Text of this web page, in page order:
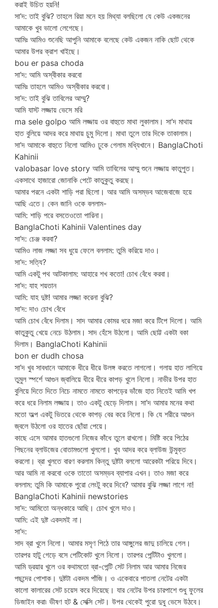
করাই উচিত হয়নি!
সা’দ: তাই বুঝি? তাহলে রিয়া মনে হয় মিথ্যা বলছিলো যে কেউ একজনের
আমাকে খুব ভালো লেগেছে।
আমিঃ আমিও শুনেছি আপুনি আমাকে বলেছে কেউ একজন নাকি ছোট থেকে
আমার উপর ক্রাশ খাইছে।
bou er pasa choda
সা’দ: আমি অস্বীকার করবো
আমিঃ তাহলে আমিও অস্বীকার করবো।
সা’দ: তাই বুঝি তাবিলের আম্মু?
আমি যাস্ট লজ্জায় ভেসে মরি
ma sele golpo আমি লজ্জায় ওর বাহুতে মাথা লুকালাম। সা’দ মাথায়
হাত বুলিয়ে আদর করে মাথায় চুমু দিলো। মাথা তুলে তার দিকে তাকালাম।
সা’দ আমাকে বাহুতে নিলাে আমিও ঢুকে গেলাম মধ্যিখানে। BanglaChoti
Kahinii
valobasar love story আমি তাবিলের আম্মু শুনে লজ্জায় কাতুপুত।
একসাথে হাজারো জোনাকি পেটে কাতুকুতু করছে।
আমার পরনে একটা শাড়ি পরা ছিলো। আর আমি অসম্ভব আজেবাজে হয়ে
আছি এতে। কেন জানি ওকে বললাম-
আমি: শাড়ি পরে বসতেওতো পারিনা।
BanglaChoti Kahinii Valentines day
সা’দ: চেঞ্জ করবা?
আমিও লাজ লজ্জা সব ধুয়ে ফেলে বললাম: তুমি করিয়ে দাও।
সা’দ: সত্যি?
আমি একটু পথ আটকালাম: আহারে শখ কতো! চোখ বেঁধে করবা।
সা’দ: যাহ শয়তান
আমি: যাহ দুষ্ট! আমার লজ্জা করেনা বুঝি?
সা’দ: দাও চোখ বেঁধে
আমি চোখ বেঁধে দিলাম। সাদ আমার কোমর ধরে মজা করে টিপে দিলো। আমি
কাতুকুতু খেয়ে নেচে উঠলাম। সাদ হেঁসে উঠলো। আমি ছোট্ট একটা বকা
দিলাম। BanglaChoti Kahinii
bon er dudh chosa
সা’দ খুব সাবধানে আমাকে ধীরে ধীরে উলঙ্গ করতে লাগলো। গলায় হাত লাগিয়ে
তুমুল স্পর্শে আগুন জ্বালিয়ে ধীরে ধীরে কাপড় খুলে নিলো। নাভীর উপর হাত
বুলিয়ে দিতে দিতে নিচে নামতে নামতে কাপড়ের ভাঁজে হাত নিতেই আমি খপ
করে ধরে নিলাম লজ্জায়। তাও একটু ছেড়ে দিলাম। সা’দ আমার মনের কথা
মতো অল্প একটু ভিতরে থেকে কাপড় বের করে নিলো। কি যে শরীরে আগুন
জ্বলে উঠলো ওর হাতের ছোঁয়া পেয়ে।
কাছে এসে আমার হাতগুলো নিজের কাঁধে তুলে রাখলো। মিষ্টি করে পিঠের
পিছনের ব্লাউজের বোতামগুলো খুললো। খুব আদর করে ব্লাউজ উন্মুক্ত
করলো। ব্রা খুলতে বারণ করলাম কিন্তু দুষ্টটা বললো আরেকটা পরিয়ে দিবে।
আর আমি না করবো ওকে তাতো অসম্ভব ব্যাপার এখন। তাও মজা করে
বললাম: তুমি কি আমাকে পুরো লেংটু করে দিবে? আমার বুঝি লজ্জা লাগে না!
BanglaChoti Kahinii newstories
সা’দ: আমিতো অন্ধকারে আছি। চোখ খুলে দাও।
আমি: এই দুষ্ট একদমই না।
সা’দ:
সাদ ব্রা খুলে নিলো। আমার মসৃণ পিঠে তার আঙ্গুলের জাদু চালিয়ে গেল।
তারপর হাটু গেড়ে বসে পেটিকোট খুলে নিলো। তারপর পেন্টিটাও খুললো।
আমি ড্রয়ার খুলে ওর কথামতো ব্রা-পেন্টি সেট নিলাম আর আমার নিজের
পছন্দের পোশাক। দুষ্টটা একদম পাঁজি। ও একেবারে পাতলা নেটের একটা
কালো কালারের সেট চয়েস করে দিয়েছে। যার নেটের উপর চারপাশে শুধু ফুলের
ডিজাইন করা৷ ভীষণ হট & সেক্সি সেট। উপর থেকেই পুরো দুধু ভেসে উঠবে।